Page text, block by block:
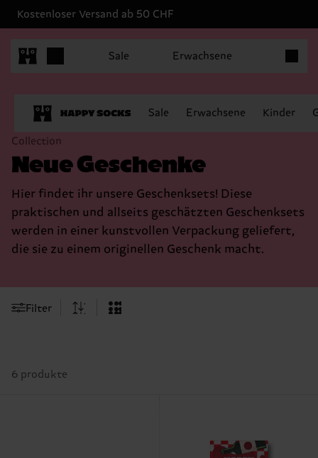
Kostenloser Versand ab 50 CHF
Sale Erwachsene
Sale Erwachsene Kinder
Collection
Neue Geschenke
Hier findet ihr unsere Geschenksets! Diese
praktischen und allseits geschätzten Geschenksets
werden in einer kunstvollen Verpackung geliefert,
die sie zu einem originellen Geschenk macht.
Filter
6 produkte